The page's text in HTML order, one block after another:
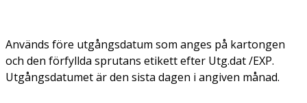
Används före utgångsdatum som anges på kartongen
och den förfyllda sprutans etikett efter Utg.dat /EXP.
Utgångsdatumet är den sista dagen i angiven månad.